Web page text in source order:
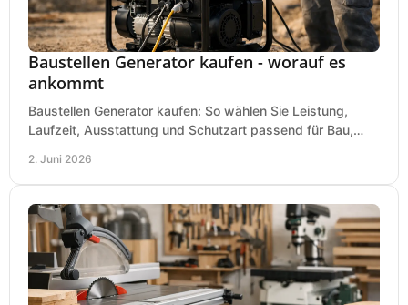
Baustellen Generator kaufen - worauf es
ankommt
Baustellen Generator kaufen: So wählen Sie Leistung,
Laufzeit, Ausstattung und Schutzart passend für Bau,
2. Juni 2026